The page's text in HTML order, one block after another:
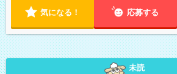
気になる！ 応募する
未読